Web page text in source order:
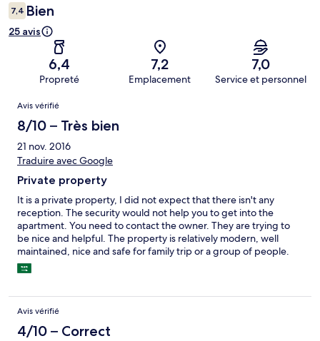
7,4 Bien
25 avis
6,4
Propreté
7,2
Emplacement
7,0
Service et personnel
Avis
Avis vérifié
8/10 – Très bien
21 nov. 2016
Traduire avec Google
Private property
It is a private property, I did not expect that there isn't any
reception. The security would not help you to get into the
apartment. You need to contact the owner. They are trying to
be nice and helpful. The property is relatively modern, well
maintained, nice and safe for family trip or a group of people.
Avis vérifié
4/10 – Correct